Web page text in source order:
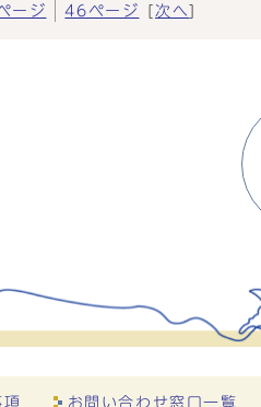
ージ 46ページ 次へ
お問い合わせ窓口一覧